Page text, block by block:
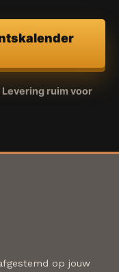
ruim voor
op jouw